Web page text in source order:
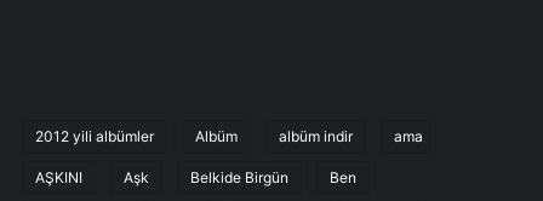
2012 yili albümler Albüm albüm indir ama
AŞKINI Aşk Belkide Birgün Ben